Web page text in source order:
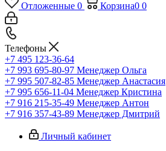
Отложенные 0 Корзина0 0
Телефоны
+7 495 123-36-64
+7 993 695-80-97 Менеджер Ольга
+7 995 507-82-85 Менеджер Анастасия
+7 995 656-11-04 Менеджер Кристина
+7 916 215-35-49 Менеджер Антон
+7 916 357-43-89 Менеджер Дмитрий
Личный кабинет